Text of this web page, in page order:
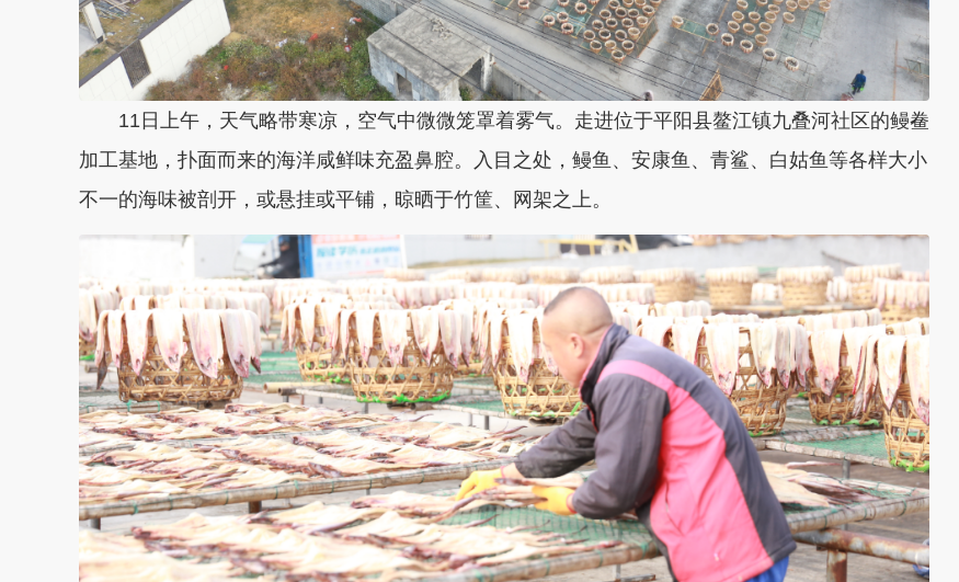
11日上午，天气略带寒凉，空气中微微笼罩着雾气。走进位于平阳县鳌江镇九叠河社区的鳗鲞
加工基地，扑面而来的海洋咸鲜味充盈鼻腔。入目之处，鳗鱼、安康鱼、青鲨、白姑鱼等各样大小
不一的海味被剖开，或悬挂或平铺，晾晒于竹筐、网架之上。